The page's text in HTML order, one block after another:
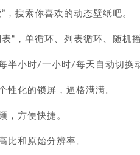
，搜索你喜欢的动态壁纸吧。
“，单循环、列表循环、随机
半小时/一小时/每天自动切换
性化的锁屏，逼格满满。
，方便快捷。
比和原始分辨率。